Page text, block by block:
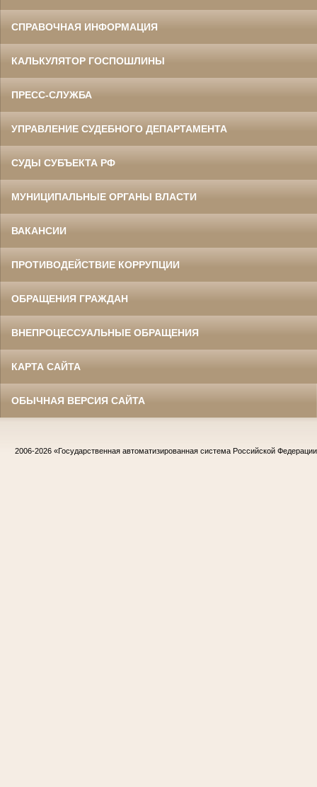
СПРАВОЧНАЯ ИНФОРМАЦИЯ
КАЛЬКУЛЯТОР ГОСПОШЛИНЫ
ПРЕСС-СЛУЖБА
УПРАВЛЕНИЕ СУДЕБНОГО ДЕПАРТАМЕНТА
СУДЫ СУБЪЕКТА РФ
МУНИЦИПАЛЬНЫЕ ОРГАНЫ ВЛАСТИ
ВАКАНСИИ
ПРОТИВОДЕЙСТВИЕ КОРРУПЦИИ
ОБРАЩЕНИЯ ГРАЖДАН
ВНЕПРОЦЕССУАЛЬНЫЕ ОБРАЩЕНИЯ
КАРТА САЙТА
ОБЫЧНАЯ ВЕРСИЯ САЙТА
2006-2026 «Государственная автоматизированная система Российской